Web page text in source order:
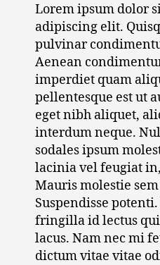
Lorem ipsum dolor
adipiscing elit.
pulvinar
Aenean
imperdiet quam
pellentesque est ut
eget nibh aliquet,
interdum neque.
sodales ipsum
lacinia vel feugiat
Mauris molestie
Suspendisse
fringilla id lectus
lacus. Nam nec mi
dictum vitae vitae